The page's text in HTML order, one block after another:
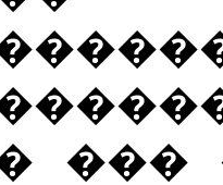
���